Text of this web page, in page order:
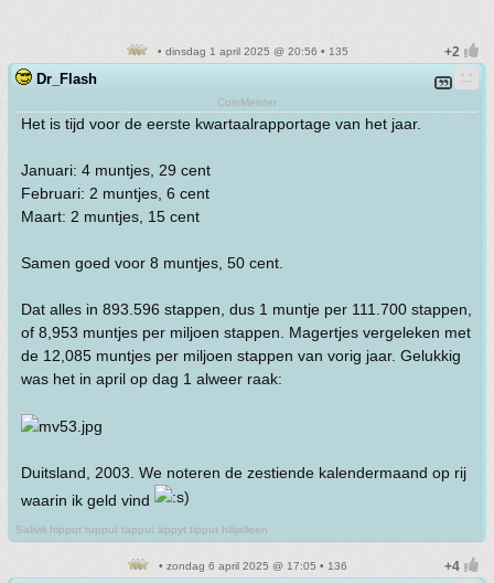
• dinsdag 1 april 2025 @ 20:56 • 135
Dr_Flash
CoinMeister
Het is tijd voor de eerste kwartaalrapportage van het jaar.
Januari: 4 muntjes, 29 cent
Februari: 2 muntjes, 6 cent
Maart: 2 muntjes, 15 cent
Samen goed voor 8 muntjes, 50 cent.
Dat alles in 893.596 stappen, dus 1 muntje per 111.700 stappen,
of 8,953 muntjes per miljoen stappen. Magertjes vergeleken met
de 12,085 muntjes per miljoen stappen van vorig jaar. Gelukkig
was het in april op dag 1 alweer raak:
Duitsland, 2003. We noteren de zestiende kalendermaand op rij
waarin ik geld vind
Salivili hipput tupput tapput äppyt tipput hilijalleen
• zondag 6 april 2025 @ 17:05 • 136